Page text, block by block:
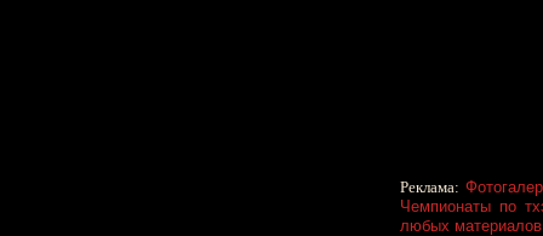
Реклама:
Чемпионаты по
любых